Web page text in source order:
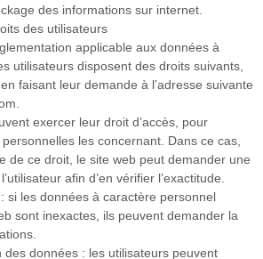
des informations sur internet.
des utilisateurs
applicable aux données à
utilisateurs disposent des droits suivants,
faisant leur demande à l’adresse suivante
exercer leur droit d’accès, pour
les concernant. Dans ce cas,
de ce droit, le site web peut demander une
afin d’en vérifier l’exactitude.
si les données à caractère personnel
sont inexactes, ils peuvent demander la
des données : les utilisateurs peuvent